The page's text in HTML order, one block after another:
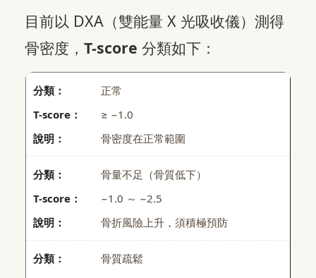
目前以 DXA（雙能量 X 光吸收儀）測得
骨密度， T-score 分類如下：
正常
≥ −1.0
骨密度在正常範圍
骨量不足（骨質低下）
−1.0 ～ −2.5
骨折風險上升，須積極預防
骨質疏鬆